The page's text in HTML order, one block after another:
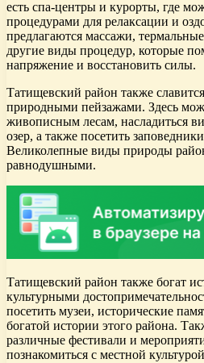
есть спа-центры и курорты, где
процедурами для релаксации и
предлагаются массажи,
другие виды процедур, которые
напряжение и восстановить силы.
Татищевский район также
природными пейзажами. Здесь
живописным лесам, насладиться
озер, а также посетить
Великолепные виды природы
равнодушными.
Татищевский район также богат
культурными
посетить музеи, исторические
богатой истории этого района.
различные фестивали и
познакомиться с местной